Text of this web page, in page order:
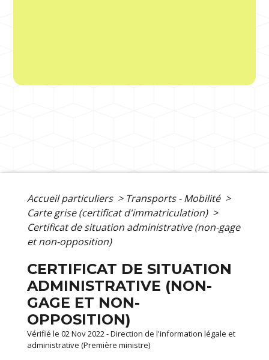
Accueil particuliers > Transports - Mobilité >
Carte grise (certificat d'immatriculation) >
Certificat de situation administrative (non-gage
et non-opposition)
CERTIFICAT DE SITUATION
ADMINISTRATIVE (NON-
GAGE ET NON-
OPPOSITION)
Vérifié le 02 Nov 2022 - Direction de l'information légale et
administrative (Première ministre)